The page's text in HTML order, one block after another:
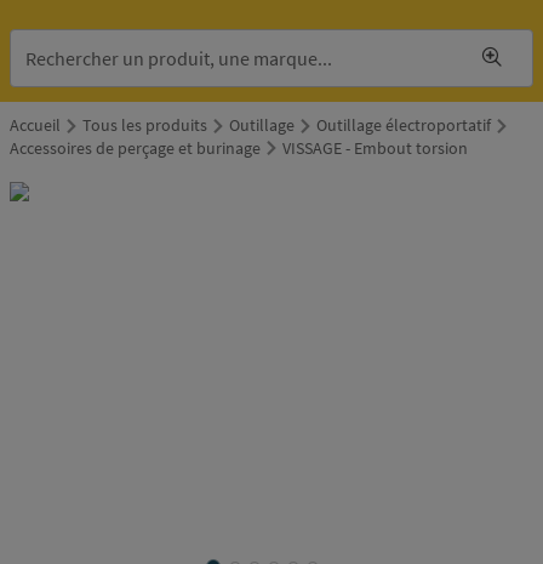
Accueil Tous les produits Outillage
Outillage électroportatif
Accessoires de perçage et burinage
VISSAGE - Embout torsion